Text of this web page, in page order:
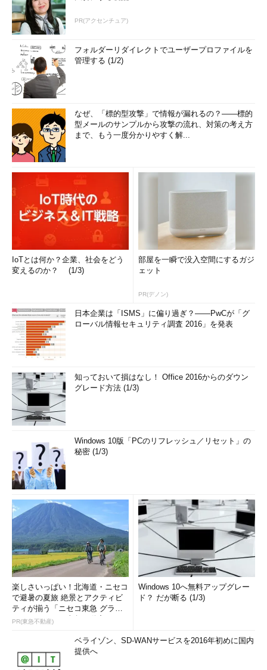
PR(アクセンチュア)
フォルダーリダイレクトでユーザープロファイルを
管理する (1/2)
なぜ、「標的型攻撃」で情報が漏れるの？――標的
型メールのサンプルから攻撃の流れ、対策の考え方
まで、もう一度分かりやすく解...
IoTとは何か？企業、社会をどう
変えるのか？ (1/3)
部屋を一瞬で没入空間にするガジ
ェット
PR(デノン)
日本企業は「ISMS」に偏り過ぎ？――PwCが「グ
ローバル情報セキュリティ調査 2016」を発表
知っておいて損はなし！ Office 2016からのダウン
グレード方法 (1/3)
Windows 10版「PCのリフレッシュ／リセット」の
秘密 (1/3)
楽しさいっぱい！北海道・ニセコ
で避暑の夏旅 絶景とアクティビ
ティが揃う「ニセコ東急 グラ
ン・ヒラフ」～東急不動産
PR(東急不動産)
Windows 10へ無料アップグレー
ド？ だが断る (1/3)
ベライゾン、SD-WANサービスを2016年初めに国内
提供へ